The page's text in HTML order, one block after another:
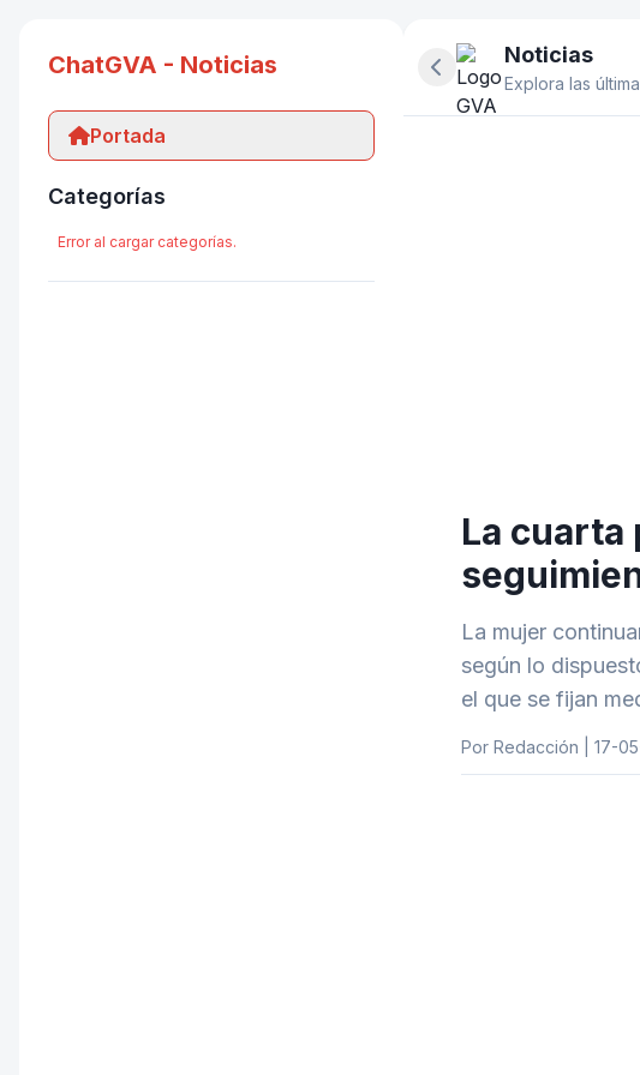
ChatGVA - Noticias
Portada
Categorías
Error al cargar categorías.
Ocultar panel lateral
Noticias
Explora las
La cuarta
La mujer
según lo
el que se fijan
Por Redacción | 17-